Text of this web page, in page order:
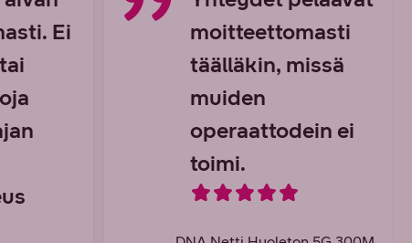
Ei
moitteettomasti
täälläkin, missä
muiden
operaattodein ei
toimi.